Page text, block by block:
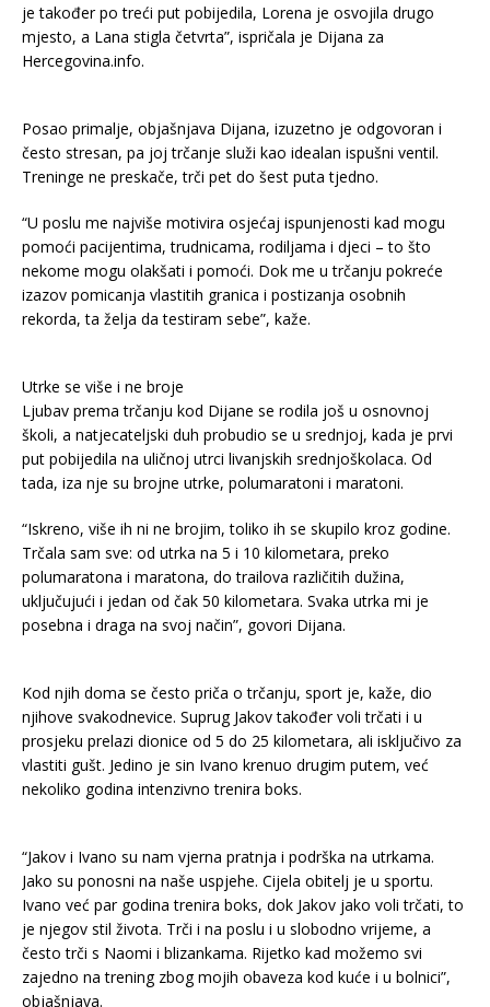
je također po treći put pobijedila, Lorena je osvojila drugo
mjesto, a Lana stigla četvrta”, ispričala je Dijana za
Hercegovina.info.
Posao primalje, objašnjava Dijana, izuzetno je odgovoran i
često stresan, pa joj trčanje služi kao idealan ispušni ventil.
Treninge ne preskače, trči pet do šest puta tjedno.
“U poslu me najviše motivira osjećaj ispunjenosti kad mogu
pomoći pacijentima, trudnicama, rodiljama i djeci – to što
nekome mogu olakšati i pomoći. Dok me u trčanju pokreće
izazov pomicanja vlastitih granica i postizanja osobnih
rekorda, ta želja da testiram sebe”, kaže.
Utrke se više i ne broje
Ljubav prema trčanju kod Dijane se rodila još u osnovnoj
školi, a natjecateljski duh probudio se u srednjoj, kada je prvi
put pobijedila na uličnoj utrci livanjskih srednjoškolaca. Od
tada, iza nje su brojne utrke, polumaratoni i maratoni.
“Iskreno, više ih ni ne brojim, toliko ih se skupilo kroz godine.
Trčala sam sve: od utrka na 5 i 10 kilometara, preko
polumaratona i maratona, do trailova različitih dužina,
uključujući i jedan od čak 50 kilometara. Svaka utrka mi je
posebna i draga na svoj način”, govori Dijana.
Kod njih doma se često priča o trčanju, sport je, kaže, dio
njihove svakodnevice. Suprug Jakov također voli trčati i u
prosjeku prelazi dionice od 5 do 25 kilometara, ali isključivo za
vlastiti gušt. Jedino je sin Ivano krenuo drugim putem, već
nekoliko godina intenzivno trenira boks.
“Jakov i Ivano su nam vjerna pratnja i podrška na utrkama.
Jako su ponosni na naše uspjehe. Cijela obitelj je u sportu.
Ivano već par godina trenira boks, dok Jakov jako voli trčati, to
je njegov stil života. Trči i na poslu i u slobodno vrijeme, a
često trči s Naomi i blizankama. Rijetko kad možemo svi
zajedno na trening zbog mojih obaveza kod kuće i u bolnici”,
objašnjava.